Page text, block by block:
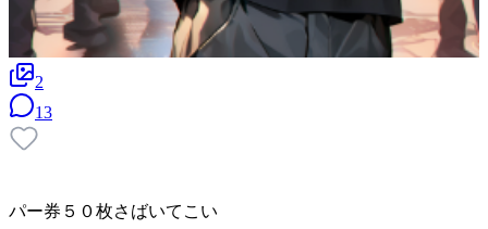
2
13
パー券５０枚さばいてこい